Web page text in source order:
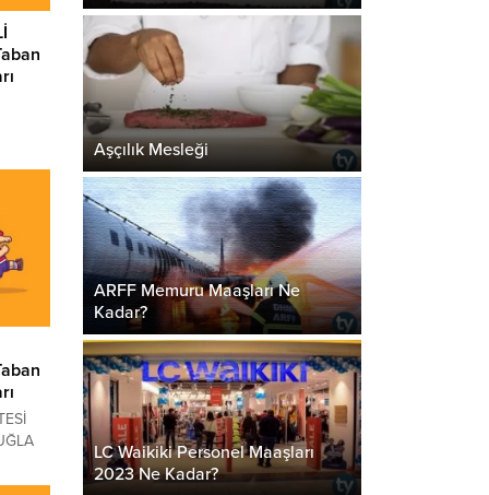
Aşçılık Mesleği
ARFF Memuru Maaşları Ne
Kadar?
LC Waikiki Personel Maaşları
2023 Ne Kadar?